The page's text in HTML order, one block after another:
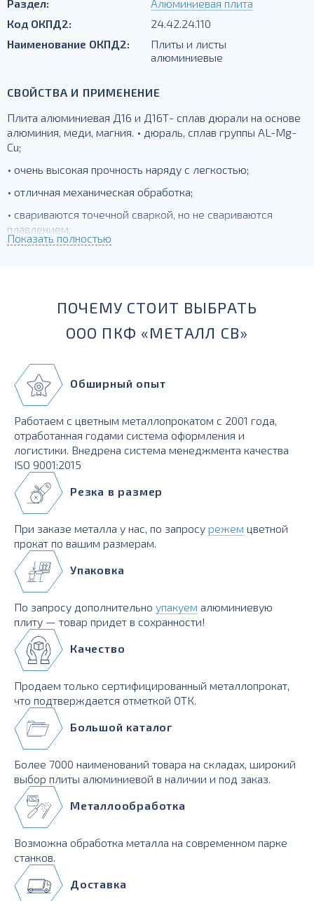
Раздел:
Алюминиевая плита
Код ОКПД2:
24.42.24.110
Наименование ОКПД2:
Плиты и листы
алюминиевые
СВОЙСТВА И ПРИМЕНЕНИЕ
Плита алюминиевая Д16 и Д16Т- сплав дюрали на основе
алюминия, меди, магния. • дюраль, сплав группы AL-Mg-
Cu;
• очень высокая прочность наряду с легкостью;
• отличная механическая обработка;
• свариваются точечной сваркой, но не свариваются
плавлением;
Показать полностью
ПОЧЕМУ СТОИТ ВЫБРАТЬ
ООО ПКФ «МЕТАЛЛ СВ»
Обширный опыт
Работаем с цветным металлопрокатом с 2001 года,
отработанная годами система оформления и
логистики. Внедрена система менеджмента качества
ISO 9001:2015
Резка в размер
При заказе металла у нас, по запросу режем цветной
прокат по вашим размерам.
Упаковка
По запросу дополнительно упакуем алюминиевую
плиту — товар придет в сохранности!
Качество
Продаем только сертифицированный металлопрокат,
что подтверждается отметкой ОТК.
Большой каталог
Более 7000 наименований товара на складах, широкий
выбор плиты алюминиевой в наличии и под заказ.
Металлообработка
Возможна обработка металла на современном парке
станков.
Доставка